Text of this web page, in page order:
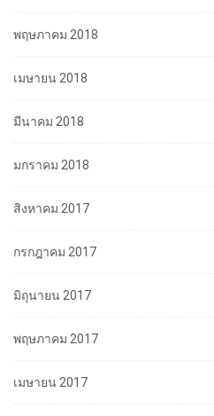
พฤษภาคม 2018
เมษายน 2018
มีนาคม 2018
มกราคม 2018
สิงหาคม 2017
กรกฎาคม 2017
มิถุนายน 2017
พฤษภาคม 2017
เมษายน 2017